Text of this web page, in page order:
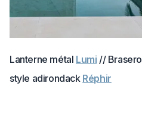
Lanterne métal Lumi //
style adirondack Réphir